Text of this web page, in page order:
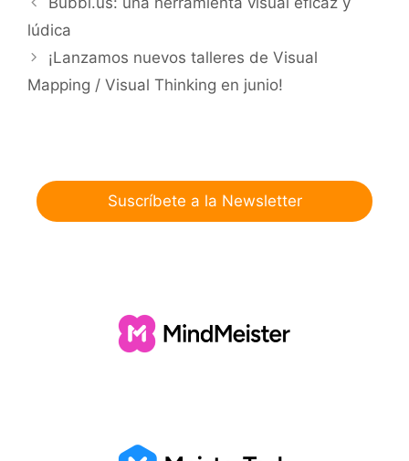
lúdica
¡Lanzamos nuevos talleres de Visual
Mapping / Visual Thinking en junio!
Suscríbete a la Newsletter